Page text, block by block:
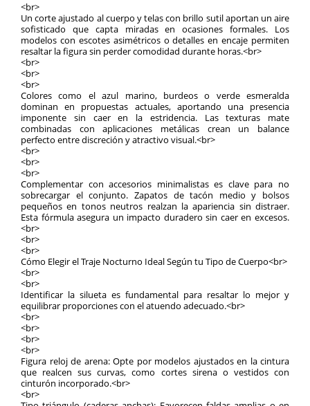
<br>
Un corte ajustado al cuerpo y telas con brillo sutil aportan un aire
sofisticado que capta miradas en ocasiones formales. Los
modelos con escotes asimétricos o detalles en encaje permiten
resaltar la figura sin perder comodidad durante horas.<br>
<br>
<br>
<br>
Colores como el azul marino, burdeos o verde esmeralda
dominan en propuestas actuales, aportando una presencia
imponente sin caer en la estridencia. Las texturas mate
combinadas con aplicaciones metálicas crean un balance
perfecto entre discreción y atractivo visual.<br>
<br>
<br>
<br>
Complementar con accesorios minimalistas es clave para no
sobrecargar el conjunto. Zapatos de tacón medio y bolsos
pequeños en tonos neutros realzan la apariencia sin distraer.
Esta fórmula asegura un impacto duradero sin caer en excesos.
<br>
<br>
<br>
Cómo Elegir el Traje Nocturno Ideal Según tu Tipo de Cuerpo<br>
<br>
<br>
Identificar la silueta es fundamental para resaltar lo mejor y
equilibrar proporciones con el atuendo adecuado.<br>
<br>
<br>
<br>
<br>
Figura reloj de arena: Opte por modelos ajustados en la cintura
que realcen sus curvas, como cortes sirena o vestidos con
cinturón incorporado.<br>
<br>